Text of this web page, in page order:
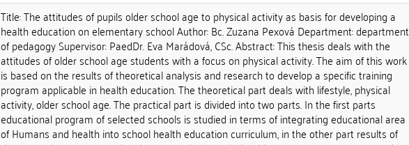
Title: The attitudes of pupils older school age to physical activity as basis for developing a
health education on elementary school Author: Bc. Zuzana Pexová Department: department
of pedagogy Supervisor: PaedDr. Eva Marádová, CSc. Abstract: This thesis deals with the
attitudes of older school age students with a focus on physical activity. The aim of this work
is based on the results of theoretical analysis and research to develop a specific training
program applicable in health education. The theoretical part deals with lifestyle, physical
activity, older school age. The practical part is divided into two parts. In the first parts
educational program of selected schools is studied in terms of integrating educational area
of Humans and health into school health education curriculum, in the other part results of